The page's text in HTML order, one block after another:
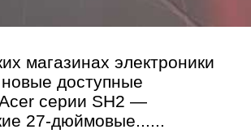
магазинах электроники
доступные
серии SH2 —
27-дюймовые......